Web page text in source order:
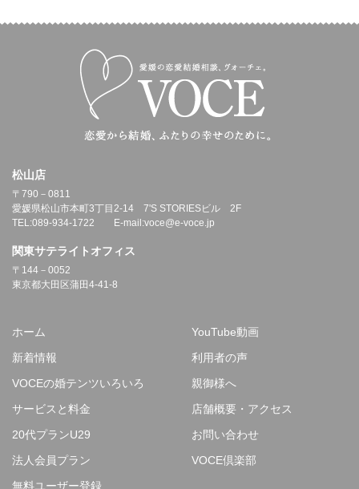
松山店
〒790－0811
愛媛県松山市本町3丁目2-14 7'S STORIESビル 2F
TEL:089-934-1722 E-mail:voce@e-voce.jp
関東サテライトオフィス
〒144－0052
東京都大田区蒲田4-41-8
ホーム
新着情報
VOCEの婚テンツいろいろ
サービスと料金
20代プランU29
法人会員プラン
YouTube動画
利用者の声
親御様へ
店舗概要・アクセス
お問い合わせ
VOCE倶楽部
無料ユーザー登録